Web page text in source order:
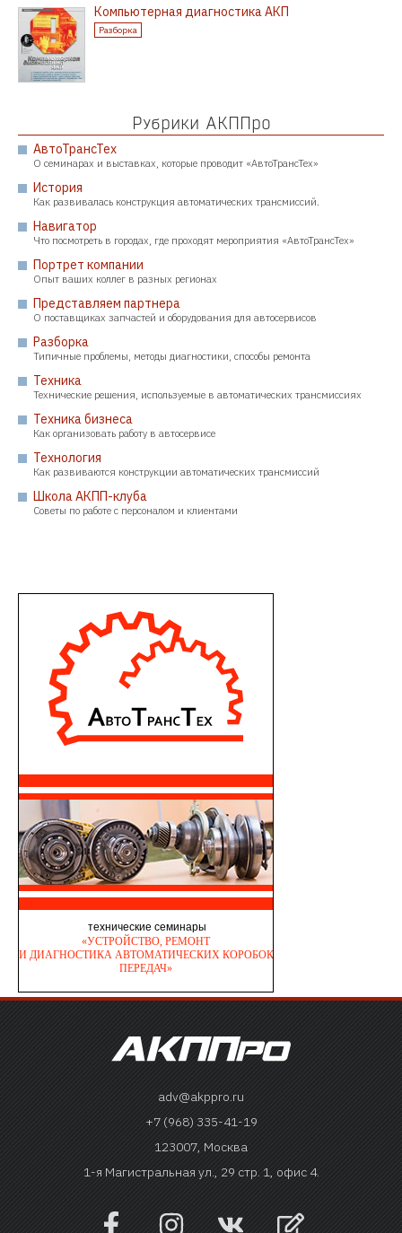
Компьютерная диагностика АКП
Разборка
Рубрики АКППро
АвтоТрансТех
О семинарах и выставках, которые проводит «АвтоТрансТех»
История
Как развивалась конструкция автоматических трансмиссий.
Навигатор
Что посмотреть в городах, где проходят мероприятия «АвтоТрансТех»
Портрет компании
Опыт ваших коллег в разных регионах
Представляем партнера
О поставщиках запчастей и оборудования для автосервисов
Разборка
Типичные проблемы, методы диагностики, способы ремонта
Техника
Технические решения, используемые в автоматических трансмиссиях
Техника бизнеса
Как организовать работу в автосервисе
Технология
Как развиваются конструкции автоматических трансмиссий
Школа АКПП-клуба
Советы по работе с персоналом и клиентами
adv@akppro.ru
+7 (968) 335-41-19
123007, Москва
1-я Магистральная ул., 29 стр. 1, офис 4.